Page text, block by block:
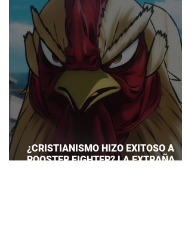
¿CRISTIANISMO HIZO EXITOSO A
ROOSTER FIGHTER? LA EXTRAÑA